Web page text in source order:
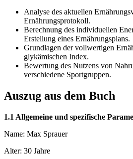
Analyse des aktuellen
Ernährungsprotokoll.
Berechnung des individuellen
Erstellung eines Ernährungsplans.
Grundlagen der vollwertigen
glykämischen Index.
Bewertung des Nutzens von
verschiedene Sportgruppen.
Auszug aus dem Buch
1.1 Allgemeine und spezifische
Name: Max Sprauer
Alter: 30 Jahre